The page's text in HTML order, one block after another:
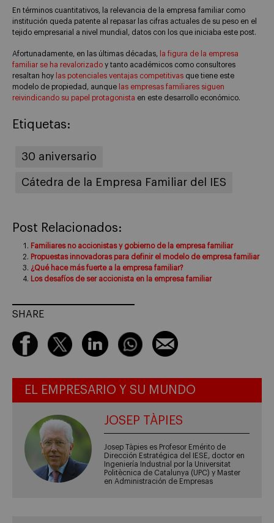
En términos cuantitativos, la relevancia de la empresa familiar como
institución queda patente al repasar las cifras actuales de su peso en el
tejido empresarial a nivel mundial, datos con los que iniciaba este post.
Afortunadamente, en las últimas décadas,
la figura de la empresa
familiar se ha revalorizado y tanto académicos como consultores
resaltan hoy las potenciales ventajas competitivas que tiene este
modelo de propiedad, aunque las empresas familiares siguen
reivindicando su papel protagonista en este desarrollo económico.
Etiquetas:
30 aniversario
Cátedra de la Empresa Familiar del IES
Post Relacionados:
Familiares no accionistas y gobierno de la empresa familiar
Propuestas innovadoras para definir el modelo de empresa familiar
¿Qué hace más fuerte a la empresa familiar?
Los desafíos de ser accionista en la empresa familiar
SHARE
EL EMPRESARIO Y SU MUNDO
JOSEP TÀPIES
Josep Tàpies es Profesor Emérito de
Dirección Estratégica del IESE, doctor en
Ingeniería Industrial por la Universitat
Politècnica de Catalunya (UPC) y Master
en Administración de Empresas